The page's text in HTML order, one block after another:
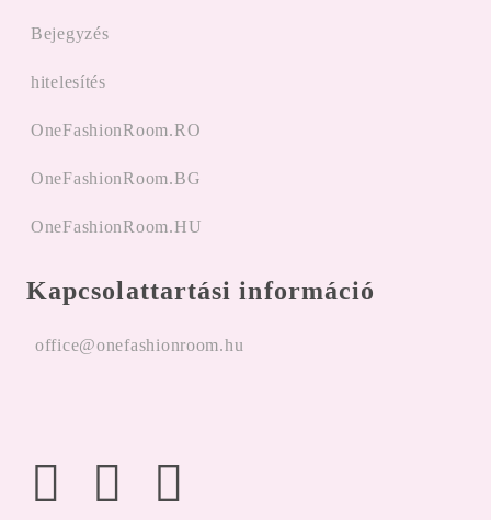
Bejegyzés
hitelesítés
OneFashionRoom.RO
OneFashionRoom.BG
OneFashionRoom.HU
Kapcsolattartási információ
office@onefashionroom.hu